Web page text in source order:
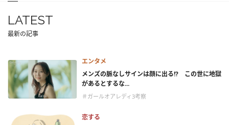
LATEST
最新の記事
エンタメ
メンズの脈なしサインは顔に出る!? この世に地獄
があるとするな...
＃ガールオアレディ3考察
恋する